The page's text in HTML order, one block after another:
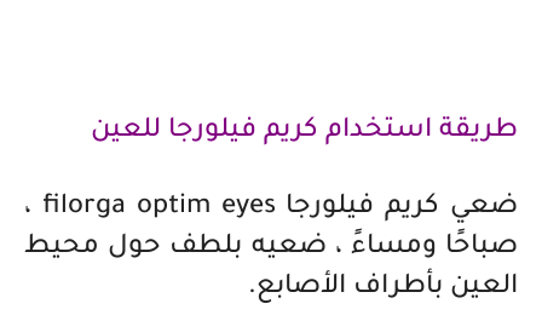
طريقة استخدام كريم فيلورجا للعين
ضعي كريم فيلورجا
،
صباحًا ومساءً ، ضعيه بلطف حول محيط
العين بأطراف الأصابع.